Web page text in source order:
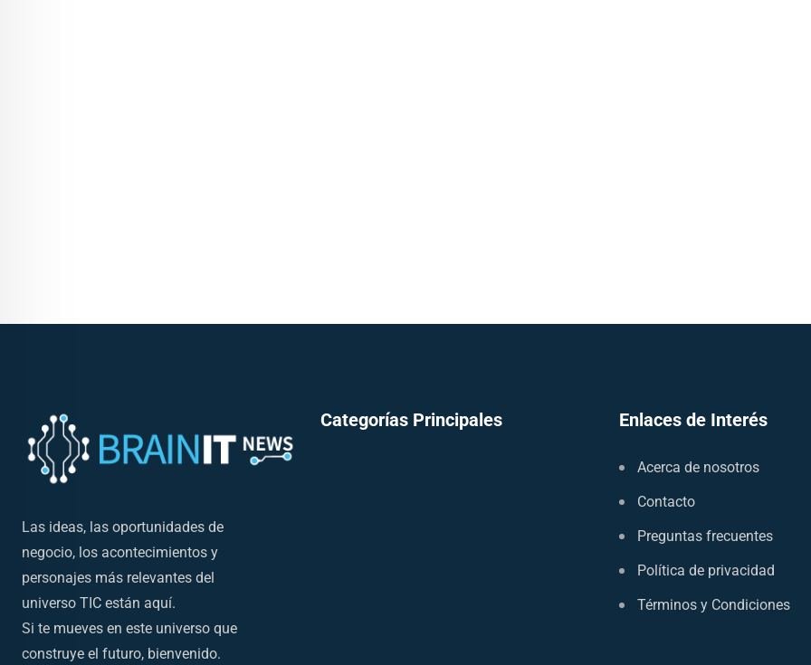
Las ideas, las oportunidades de
negocio, los acontecimientos y
personajes más relevantes del
universo TIC están aquí.
Si te mueves en este universo que
construye el futuro, bienvenido.
Categorías Principales Enlaces de Interés
Acerca de nosotros
Contacto
Preguntas frecuentes
Política de privacidad
Términos y Condiciones